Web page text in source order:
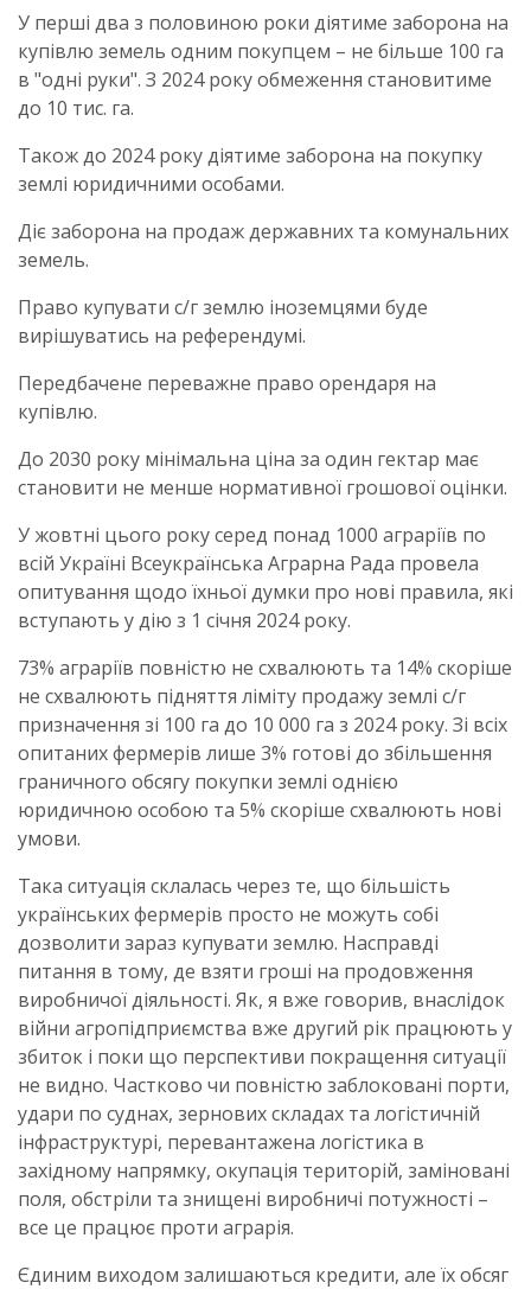
У перші два з половиною роки діятиме заборона на
купівлю земель одним покупцем – не більше 100 га
в "одні руки". З 2024 року обмеження становитиме
до 10 тис. га.
Також до 2024 року діятиме заборона на покупку
землі юридичними особами.
Діє заборона на продаж державних та комунальних
земель.
Право купувати с/г землю іноземцями буде
вирішуватись на референдумі.
Передбачене переважне право орендаря на
купівлю.
До 2030 року мінімальна ціна за один гектар має
становити не менше нормативної грошової оцінки.
У жовтні цього року серед понад 1000 аграріїв по
всій Україні Всеукраїнська Аграрна Рада провела
опитування щодо їхньої думки про нові правила, які
вступають у дію з 1 січня 2024 року.
73% аграріїв повністю не схвалюють та 14% скоріше
не схвалюють підняття ліміту продажу землі с/г
призначення зі 100 га до 10 000 га з 2024 року. Зі всіх
опитаних фермерів лише 3% готові до збільшення
граничного обсягу покупки землі однією
юридичною особою та 5% скоріше схвалюють нові
умови.
Така ситуація склалась через те, що більшість
українських фермерів просто не можуть собі
дозволити зараз купувати землю. Насправді
питання в тому, де взяти гроші на продовження
виробничої діяльності. Як, я вже говорив, внаслідок
війни агропідприємства вже другий рік працюють у
збиток і поки що перспективи покращення ситуації
не видно. Частково чи повністю заблоковані порти,
удари по суднах, зернових складах та логістичній
інфраструктурі, перевантажена логістика в
західному напрямку, окупація територій, заміновані
поля, обстріли та знищені виробничі потужності –
все це працює проти аграрія.
Єдиним виходом залишаються кредити, але їх обсяг